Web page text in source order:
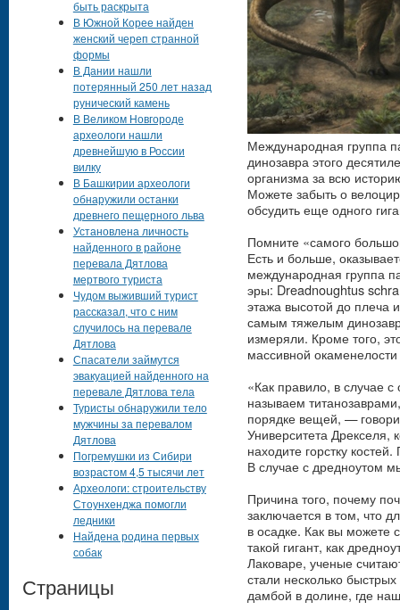
Международная группа
динозавра этого
организма за всю
Можете забыть о
обсудить еще одного
Помните «самого
Есть и больше,
международная группа
эры: Dreadnoughtus
этажа высотой до плеча
самым тяжелым
измеряли. Кроме того,
массивной
«Как правило, в случае
называем
порядке вещей, —
Университета
находите горстку
В случае с дредноутом
Причина того, почему
заключается в том, что
в осадке. Как вы можете
такой гигант, как
Лаковаре, ученые
стали несколько
дамбой в долине, где
быть раскрыта
В Южной Корее найден
женский череп странной
формы
В Дании нашли
потерянный 250 лет назад
рунический камень
В Великом Новгороде
археологи нашли
древнейшую в России
вилку
В Башкирии археологи
обнаружили останки
древнего пещерного льва
Установлена личность
найденного в районе
перевала Дятлова
мертвого туриста
Чудом выживший турист
рассказал, что с ним
случилось на перевале
Дятлова
Спасатели займутся
эвакуацией найденного на
перевале Дятлова тела
Туристы обнаружили тело
мужчины за перевалом
Дятлова
Погремушки из Сибири
возрастом 4,5 тысячи лет
Археологи: строительству
Стоунхенджа помогли
ледники
Найдена родина первых
собак
Страницы